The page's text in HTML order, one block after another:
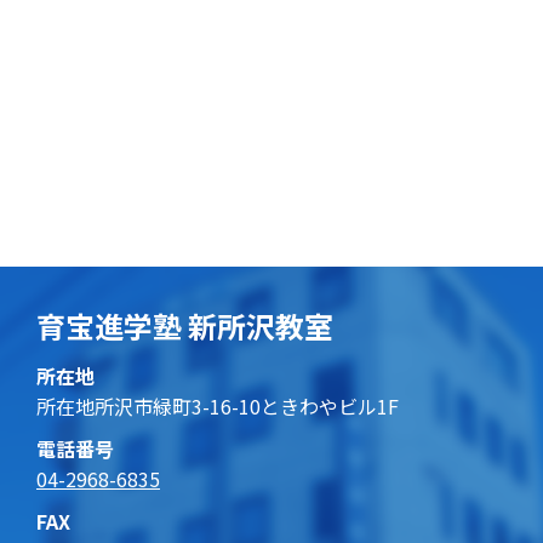
育宝進学塾 新所沢教室
所在地
所在地所沢市緑町3-16-10ときわやビル1F
電話番号
04-2968-6835
FAX